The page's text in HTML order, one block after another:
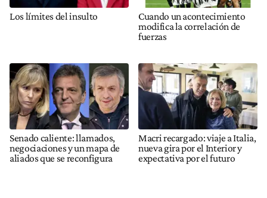
Los límites del insulto
Cuando un acontecimiento
modifica la correlación de
fuerzas
Senado caliente: llamados,
negociaciones y un mapa de
aliados que se reconfigura
Macri recargado: viaje a Italia,
nueva gira por el Interior y
expectativa por el futuro